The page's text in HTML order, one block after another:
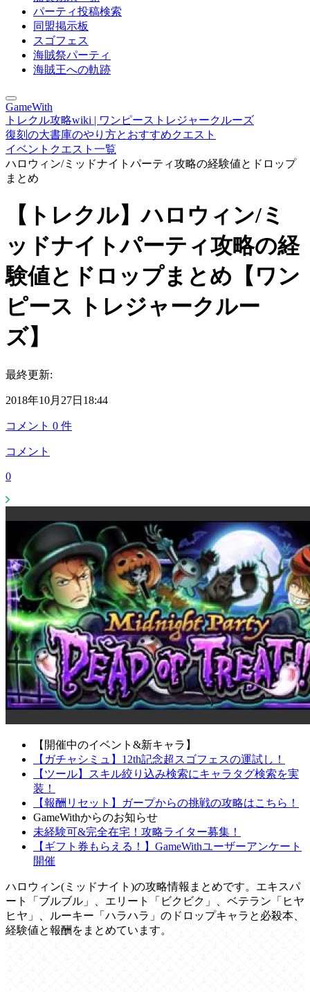
パーティ投稿検索
同盟掲示板
スゴフェス
海賊祭パーティ
海賊王への軌跡
GameWith
トレクル攻略wiki | ワンピーストレジャークルーズ
復刻の大書庫のやり方とおすすめクエスト
イベントクエスト一覧
ハロウィン/ミッドナイトパーティ攻略の経験値とドロップ
まとめ
【トレクル】ハロウィン/ミ
ッドナイトパーティ攻略の経
験値とドロップまとめ【ワン
ピース トレジャークルー
ズ】
最終更新:
2018年10月27日18:44
コメント 0 件
コメント
0
【開催中のイベント&新キャラ】
【ガチャシミュ】12th記念超スゴフェスの運試し！
【ツール】スキル絞り込み検索にキャラタグ検索を実
装！
【報酬リセット】ガープからの挑戦の攻略はこちら！
GameWithからのお知らせ
未経験可&完全在宅！攻略ライター募集！
【ギフト券もらえる！】GameWithユーザーアンケート
開催
ハロウィン(ミッドナイト)の攻略情報まとめです。エキスパ
ート「ブルブル」、エリート「ビクビク」、ベテラン「ヒヤ
ヒヤ」、ルーキー「ハラハラ」のドロップキャラと必殺本、
経験値と報酬をまとめています。